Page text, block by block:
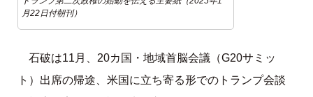
月22日付朝刊）
石破は11月、20カ国・地域首脳会議（G20サミッ
ト）出席の帰途、米国に立ち寄る形でのトランプ会談